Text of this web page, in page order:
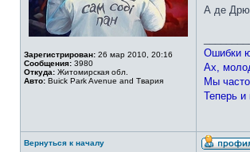
Зарегистрирован: 26 мар 2010, 20:16
Сообщения: 3980
Откуда: Житомирская обл.
Авто: Buick Park Avenue and Твария
А де
Ошибки
Ах,
Мы
Теперь и
Вернуться к началу